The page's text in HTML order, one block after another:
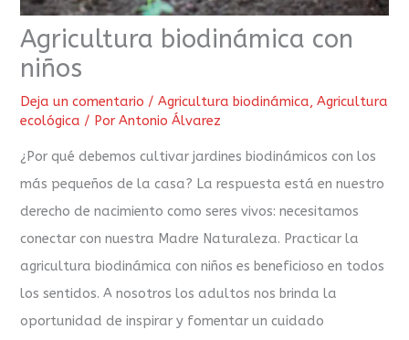
Agricultura biodinámica con
niños
Deja un comentario /Agricultura biodinámica,Agricultura
ecológica / PorAntonio Álvarez
¿Por qué debemos cultivar jardines biodinámicos con los
más pequeños de la casa? La respuesta está en nuestro
derecho de nacimiento como seres vivos: necesitamos
conectar con nuestra Madre Naturaleza. Practicar la
agricultura biodinámica con niños es beneficioso en todos
los sentidos. A nosotros los adultos nos brinda la
oportunidad de inspirar y fomentar un cuidado